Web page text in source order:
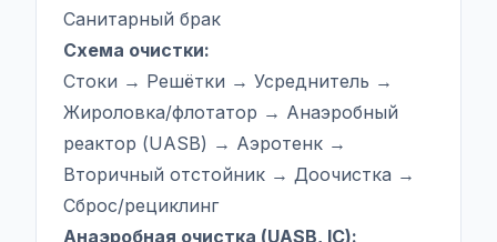
Санитарный брак
Схема очистки:
Стоки → Решётки → Усреднитель →
Жироловка/флотатор → Анаэробный
реактор (UASB) → Аэротенк →
Вторичный отстойник → Доочистка →
Сброс/рециклинг
Анаэробная очистка (UASB, IC):